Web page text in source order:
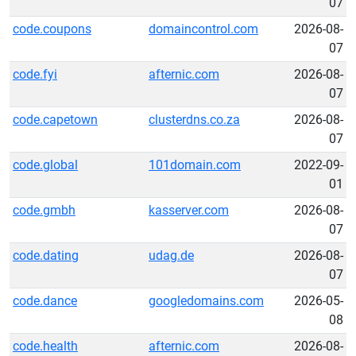
code.coupons
domaincontrol.com
2026-08-
07
code.fyi
afternic.com
2026-08-
07
code.capetown
clusterdns.co.za
2026-08-
07
code.global
101domain.com
2022-09-
01
code.gmbh
kasserver.com
2026-08-
07
code.dating
udag.de
2026-08-
07
code.dance
googledomains.com
2026-05-
08
code.health
afternic.com 2026-08-